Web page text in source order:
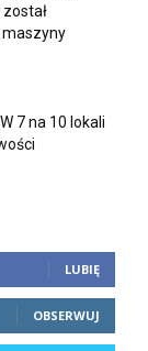
7 na 10 lokali
LUBIĘ
OBSERWUJ